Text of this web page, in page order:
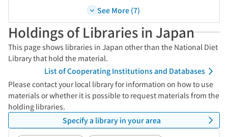
See More (7)
Holdings of Libraries in Japan
This page shows libraries in Japan other than the National Diet
Library that hold the material.
List of Cooperating Institutions and Databases
Please contact your local library for information on how to use
materials or whether it is possible to request materials from the
holding libraries.
Specify a library in your area